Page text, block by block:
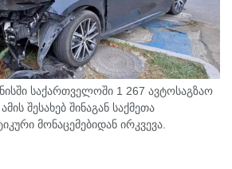
საქართველოში 1 267 ავტოსაგზაო
შესახებ შინაგან საქმეთა
მონაცემებიდან ირკვევა.
მიხედვით, საანგარიშო
შემთხვევების შედეგად დაიღუპა 201,